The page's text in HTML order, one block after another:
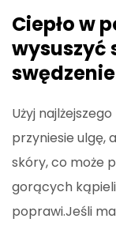
Ciepło w
wysuszyć
Użyj
przyniesie ulgę,
skóry, co może
gorących
poprawi.Jeśli